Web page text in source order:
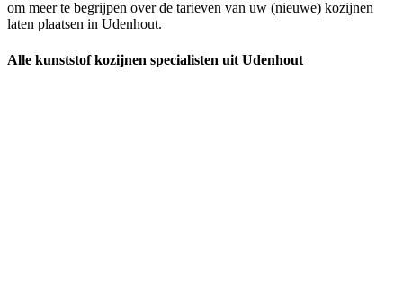
om meer te begrijpen over de tarieven van uw (nieuwe) kozijnen
laten plaatsen in Udenhout.
Alle kunststof kozijnen specialisten uit Udenhout